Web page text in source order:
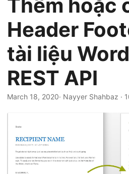
đ
i
đ
i
ề
u
h
ớ
Thêm hoặc
Header
tài liệu
REST API
March 18, 2020· Nayyer Shahbaz ·